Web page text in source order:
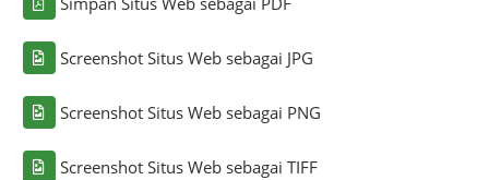
Screenshot Situs Web sebagai JPG
Screenshot Situs Web sebagai PNG
Screenshot Situs Web sebagai TIFF